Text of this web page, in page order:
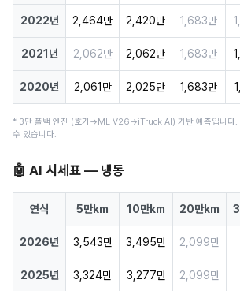
2022년 2,464만 2,420만 1,683만
2021년 2,062만 2,062만 1,683만
2020년 2,061만 2,025만 1,683만
* 3단 폴백 엔진 (호가→ML V26→iTruck AI) 기반 예측입니다.
수 있습니다.
🤖 AI 시세표 — 냉동
연식 5만km 10만km 20만km
2026년 3,543만 3,495만 2,099만
2025년 3,324만 3,277만 2,099만